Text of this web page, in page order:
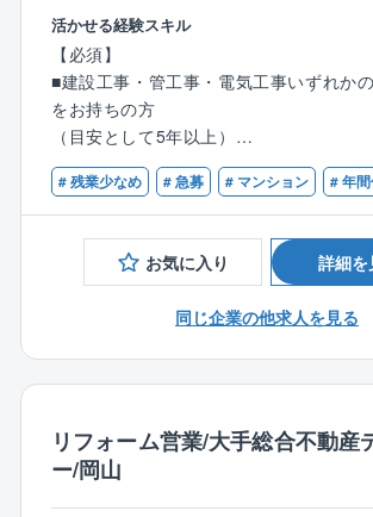
■施工管理未経験の方もご安心ください
○中途入社される方の多くが、プラント
です。
⇒プラント施工管理のご経験をお持ち
すが、そうでなくてもプラントでの就業
であれば問題ありません。
ながら身につけていただきます。
必ず先輩がつき、1から10まで教えま
■実はこんな社風です
が、実は社内はとても温かくてフランク
○社交的な社員が多く、事務所では雑談を
事を進めていく雰囲気です。
【具体的な業務内容】
■工事提案：フロント担当(営業)と共に管
工事提案(工事の内容の説明／プレゼン
います。
■工事施工管理：工事がスムーズに進む
工事業者への指導、品質チェック等を行
■見積書作成：マンション不具合箇所の
■長期修繕計画表作成：修繕工事の時期
するための修繕計画を作成します。
■設備点検の確認：関係業者による設備
※夜間、休日出勤は基本少なめですが、
場合は振替休日を取得いただきます。
活かせる経験スキル
【必須】
■建設工事・管工事・電気工事いずれか
をお持ちの方
（目安として5年以上）
■普通自動車免許第一種
【歓迎】
■建築士・建築施工管理技士・管工事施
気主任技術者などの資格をお持ちの方
# 残業少なめ # 急募 # マンション # 年
お気に入り 詳細を
同じ企業の他求人を見る
リフォーム営業/大手総合不動産
ー/岡山